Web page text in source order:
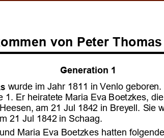


